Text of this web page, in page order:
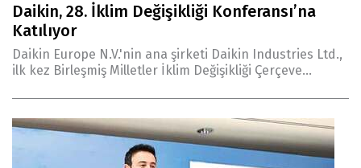
Daikin, 28. İklim Değişikliği Konferansı’na
Katılıyor
Daikin Europe N.V.'nin ana şirketi Daikin Industries Ltd.,
ilk kez Birleşmiş Milletler İklim Değişikliği Çerçeve...